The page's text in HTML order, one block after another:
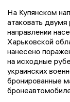
На Купянском
атаковать двумя
направлении
Харьковской
нанесено
на исходные
украинских
бронированные